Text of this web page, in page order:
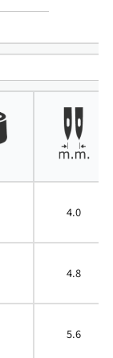
4.0
4.8
5.6